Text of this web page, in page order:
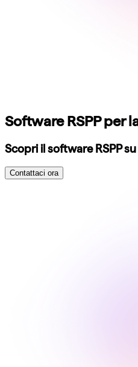
Software RSPP per
Scopri il software RSPP
Contattaci ora